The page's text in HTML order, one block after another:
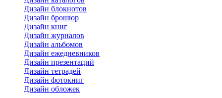
Дизайн блокнотов
Дизайн брошюр
Дизайн книг
Дизайн журналов
Дизайн альбомов
Дизайн ежедневников
Дизайн презентаций
Дизайн тетрадей
Дизайн фотокниг
Дизайн обложек